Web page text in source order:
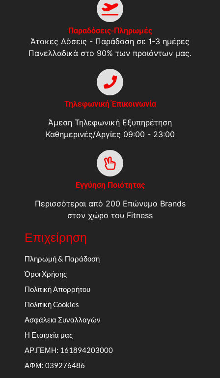
Παραδόσεις-Πληρωμές
Άτοκες Δόσεις - Παράδοση σε 1-3 ημέρες
Πανελλαδικά στο 90% των προιόντων μας.
Τηλεφωνική Έπικοινωνία
Άμεση Τηλεφωνική Εξυπηρέτηση
Καθημερινές/Αργίες 09:00 - 23:00
Εγγύηση Ποιότητας
Περισσότεραι από 200 Επώνυμα Brands
στον χώρο του Fitness
Επιχείρηση
Πληρωμή & Παράδοση
Όροι Χρήσης
Πολιτική Απορρήτου
Πολιτική Cookies
Ασφάλεια Συναλλαγών
Η Εταιρεία μας
ΑΡ.ΓΕΜΗ: 161894203000
ΑΦΜ: 039276486